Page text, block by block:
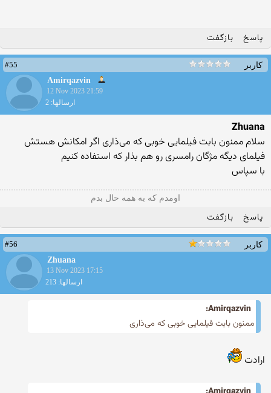
پاسخ بازگفت
کاربر
#55
Amirqazvin
12 Nov 2023 21:59
ارسالها: 2
Zhuana
سلام ممنون بابت فیلمایی خوبی که می‌ذاری اگر امکانش هستش
فیلمای دیگه مژگان رامسری رو هم بذار که استفاده کنیم
با سپاس
اومدم که به همه حال بدم
پاسخ بازگفت
کاربر
#56
Zhuana
13 Nov 2023 17:15
ارسالها: 213
Amirqazvin:
ممنون بابت فیلمایی خوبی که می‌ذاری
ارادت